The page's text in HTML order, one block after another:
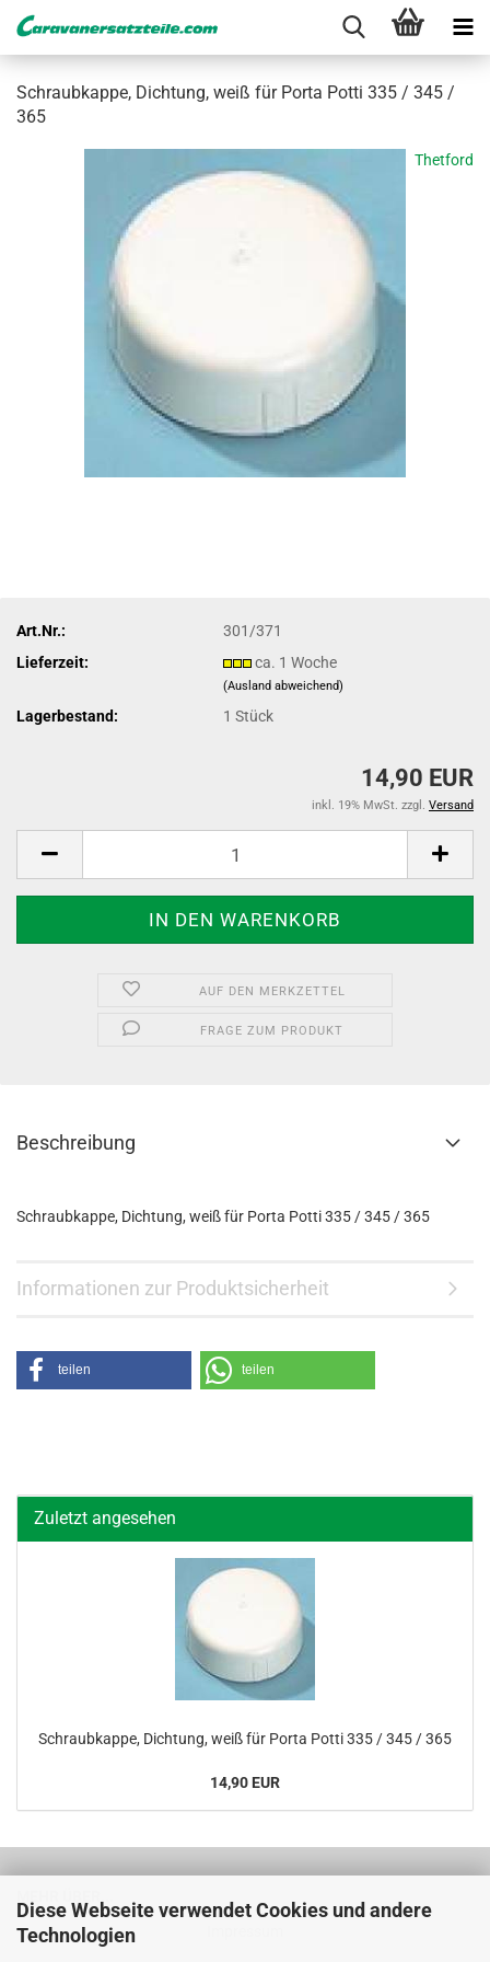
Diese Webseite verwendet Cookies und andere
Technologien
Schraub­kap­pe, Dich­tung, weiß für Porta Potti 335 / 345 /
365
Thetford
Art.Nr.:
301/371
Lieferzeit:
ca. 1 Woche
(Ausland abweichend)
Lagerbestand: 1Stück
14,90 EUR
inkl. 19% MwSt. zzgl. Versand
AUF DEN MERKZETTEL
FRAGE ZUM PRODUKT
Beschreibung
Schraubkappe, Dichtung, weiß für Porta Potti 335 / 345 / 365
Informationen zur Produktsicherheit
teilen teilen
Zuletzt angesehen
Schraub­kap­pe, Dich­tung, weiß für Porta Potti 335 / 345 / 365
14,90 EUR